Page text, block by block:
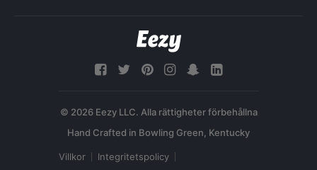
© 2026 Eezy LLC. Alla rättigheter förbehållna
Villkor Integritetspolicy